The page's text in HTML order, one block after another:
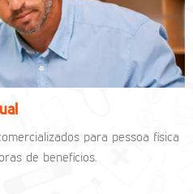
para pessoa física
de benefícios.